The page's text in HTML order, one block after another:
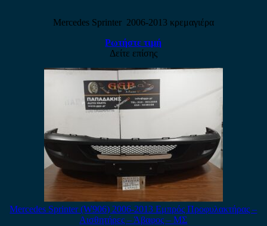
Mercedes Sprinter 2006-2013 κρεμαγιέρα
Ρωτήστε τιμή
Δείτε επίσης
Mercedes Sprinter (W906) 2006-2013 Εμπρός Προφυλακτήρας –
Αισθητήρες – Άβαφος – ΜΣ